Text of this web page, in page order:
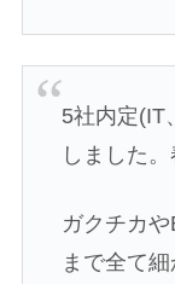
5社内定(IT
しました
ガクチカ
まで全て